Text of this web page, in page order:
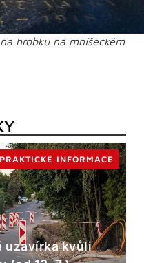
hrobku na mníšeckém
uzavírka kvůli
PRAKTICKÉ INFORMACE